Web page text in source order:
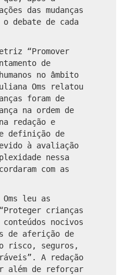
das mudanças
debate de cada
“Promover
de
no âmbito
Oms relatou
foram de
na ordem de
redação e
definição de
à avaliação
nessa
com as
leu as
crianças
nocivos
de aferição de
risco, seguros,
A redação
além de reforçar